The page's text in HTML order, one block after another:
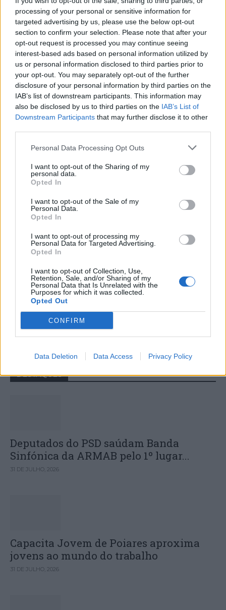
processing of your personal or sensitive information for
targeted advertising by us, please use the below opt-out
section to confirm your selection. Please note that after your
opt-out request is processed you may continue seeing
interest-based ads based on personal information utilized by
us or personal information disclosed to third parties prior to
your opt-out. You may separately opt-out of the further
disclosure of your personal information by third parties on the
IAB’s list of downstream participants. This information may
also be disclosed by us to third parties on the IAB’s List of
Downstream Participants that may further disclose it to other
Personal Data Processing Opt Outs
I want to opt-out of the Sharing of my
personal data.
Opted In
I want to opt-out of the Sale of my
Personal Data.
Opted In
I want to opt-out of processing my
Personal Data for Targeted Advertising.
Opted In
I want to opt-out of Collection, Use,
Retention, Sale, and/or Sharing of my
Personal Data that Is Unrelated with the
Purposes for which it was collected.
Opted Out
CONFIRM
Data Deletion Data Access Privacy Policy
Deputados do PSD saúdam Banda
Sinfónica da ARMAB pelo 1º lugar no
certame internacional de Valência
Capacita Jovem de Poiares aproxima
Colheita de sangue regressa ao
Hospital Sousa Martins durante o mês
de agosto
DESTAQUES
Deputados do PSD saúdam Banda
Sinfónica da ARMAB pelo 1º lugar...
31 DE JULHO, 2026
Capacita Jovem de Poiares aproxima
jovens ao mundo do trabalho
31 DE JULHO, 2026